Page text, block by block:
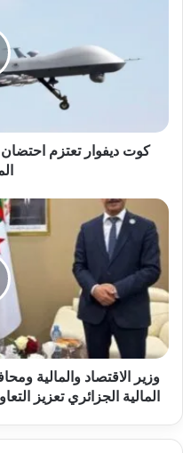
كوت ديفوار تعتزم
وزير الاقتصاد والمالية
المالية الجزائري تعزيز